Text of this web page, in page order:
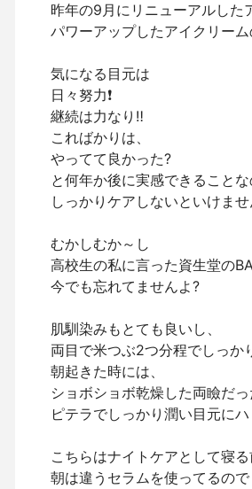
昨年の9月にリニューアルした
パワーアップしたアイクリー
気になる目元は
日々努力❗
継続は力なり‼️
こればかりは、
やってて良かった?
と何年か後に実感できることな
しっかりケアしないといけませ
むかしむか～し
高校生の私に言った資生堂の
今でも忘れてませんよ?
肌馴染みもとても良いし、
両目で米つぶ2つ分程でしっか
朝起きた時には、
ショボショボ乾燥した両瞼だ
ピテラでしっかり潤い目元にハ
こちらはナイトケアとして寝
朝は違うセラムを使ってるので